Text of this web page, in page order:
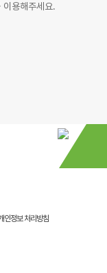
용해주세요.
인정보 처리방침